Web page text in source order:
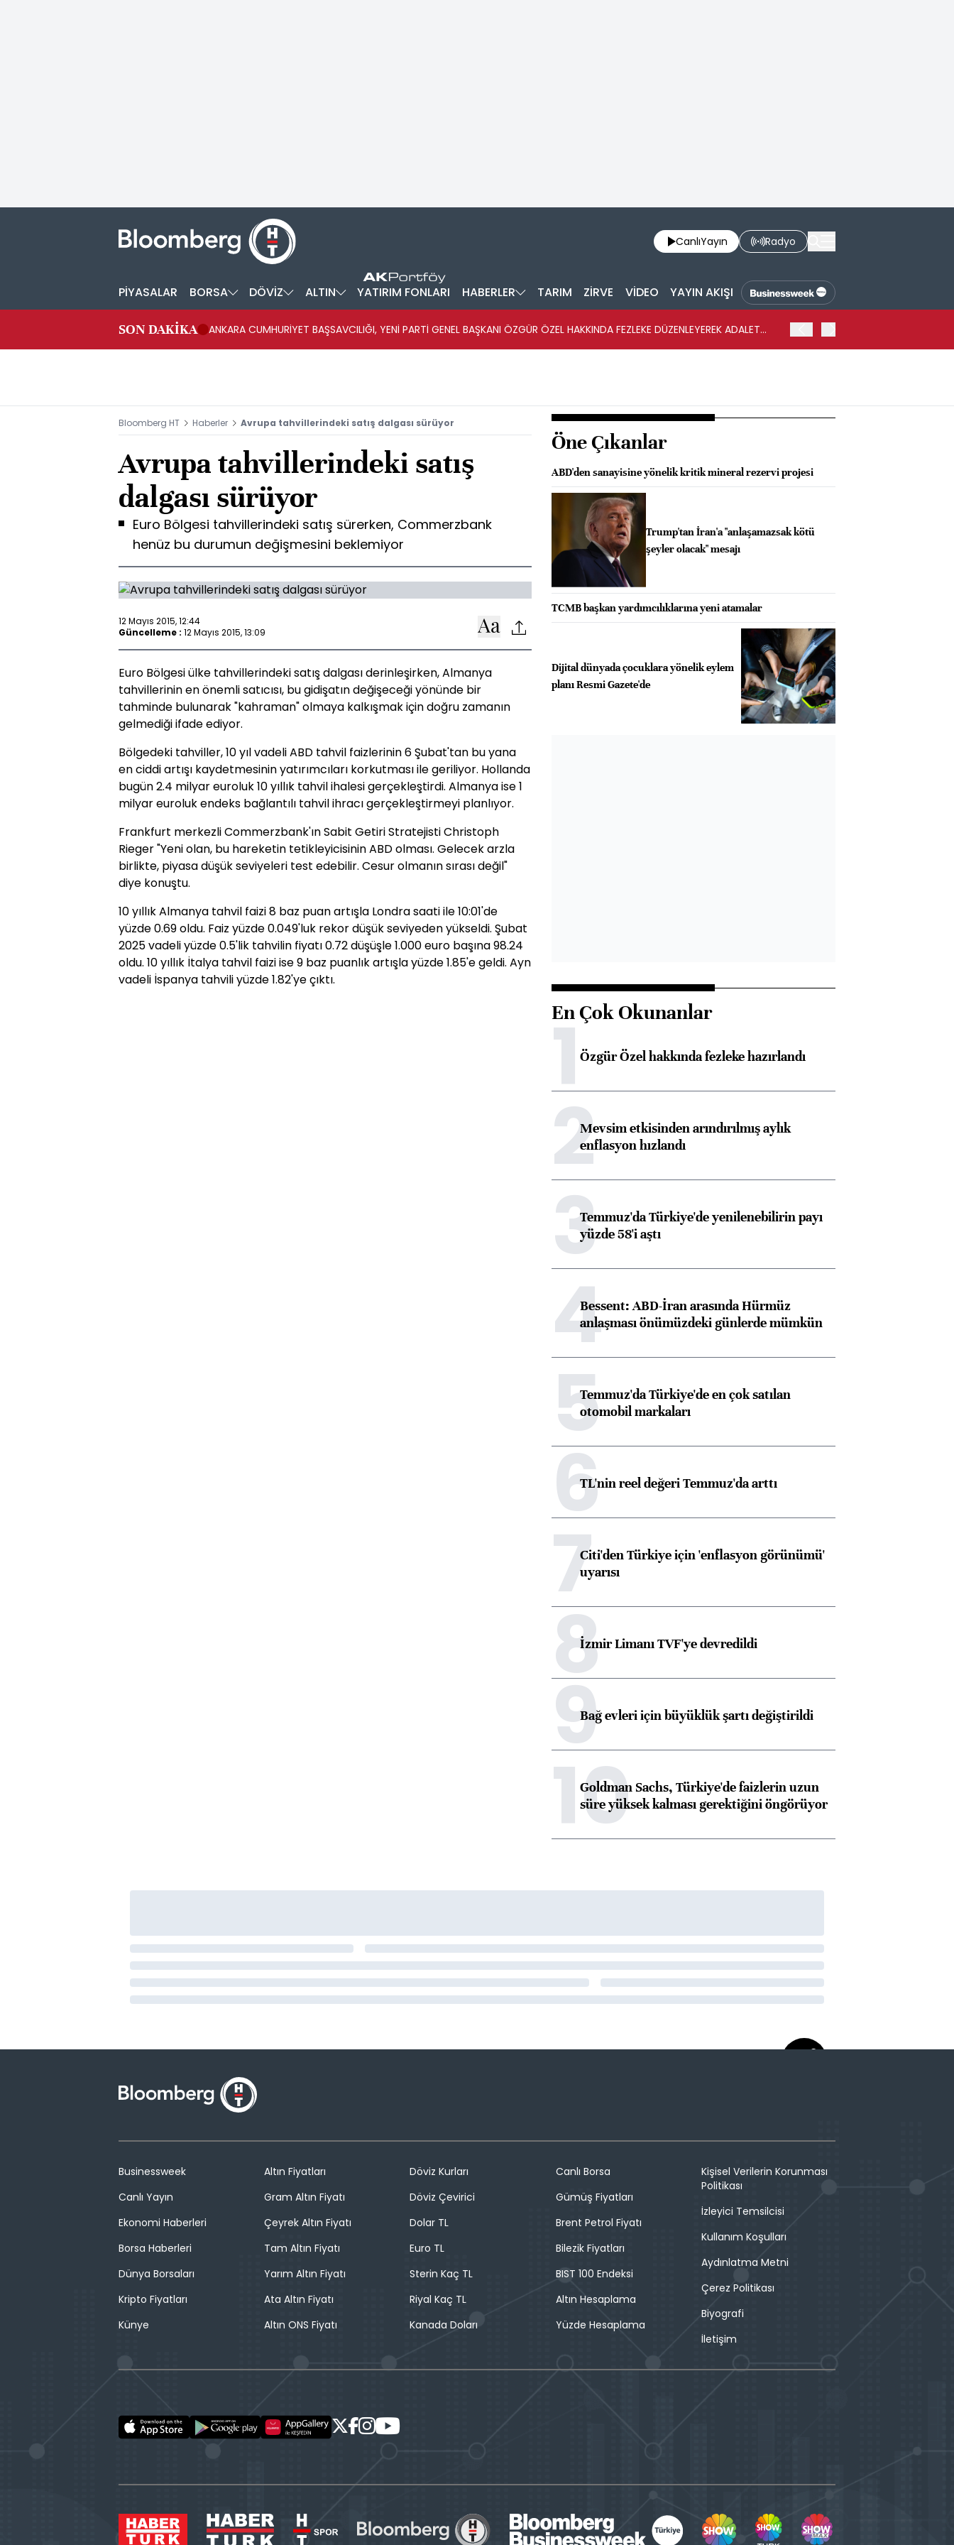
CanlıYayın Radyo
PİYASALAR BORSA DÖVİZ ALTIN YATIRIM FONLARI HABERLER TARIM ZİRVE VİDEO YAYIN AKIŞI
SON DAKİKA
ANKARA CUMHURİYET BAŞSAVCILIĞI, YENİ PARTİ GENEL BAŞKANI ÖZGÜR ÖZEL HAKKINDA FEZLEKE DÜZENLEYEREK ADALET
Bloomberg HT Haberler Avrupa tahvillerindeki satış dalgası sürüyor
Avrupa tahvillerindeki satış
dalgası sürüyor
Euro Bölgesi tahvillerindeki satış sürerken, Commerzbank
henüz bu durumun değişmesini beklemiyor
12 Mayıs 2015, 12:44
Güncelleme : 12 Mayıs 2015, 13:09
Euro Bölgesi ülke tahvillerindeki satış dalgası derinleşirken, Almanya
tahvillerinin en önemli satıcısı, bu gidişatın değişeceği yönünde bir
tahminde bulunarak "kahraman" olmaya kalkışmak için doğru zamanın
gelmediği ifade ediyor.
Bölgedeki tahviller, 10 yıl vadeli ABD tahvil faizlerinin 6 Şubat'tan bu yana
en ciddi artışı kaydetmesinin yatırımcıları korkutması ile geriliyor. Hollanda
bugün 2.4 milyar euroluk 10 yıllık tahvil ihalesi gerçekleştirdi. Almanya ise 1
milyar euroluk endeks bağlantılı tahvil ihracı gerçekleştirmeyi planlıyor.
Frankfurt merkezli Commerzbank'ın Sabit Getiri Stratejisti Christoph
Rieger "Yeni olan, bu hareketin tetikleyicisinin ABD olması. Gelecek arzla
birlikte, piyasa düşük seviyeleri test edebilir. Cesur olmanın sırası değil"
diye konuştu.
10 yıllık Almanya tahvil faizi 8 baz puan artışla Londra saati ile 10:01'de
yüzde 0.69 oldu. Faiz yüzde 0.049'luk rekor düşük seviyeden yükseldi. Şubat
2025 vadeli yüzde 0.5'lik tahvilin fiyatı 0.72 düşüşle 1.000 euro başına 98.24
oldu. 10 yıllık İtalya tahvil faizi ise 9 baz puanlık artışla yüzde 1.85'e geldi. Ayn
vadeli İspanya tahvili yüzde 1.82'ye çıktı.
Öne Çıkanlar
ABD'den sanayisine yönelik kritik mineral rezervi projesi
Trump'tan İran'a "anlaşamazsak kötü
şeyler olacak" mesajı
TCMB başkan yardımcılıklarına yeni atamalar
Dijital dünyada çocuklara yönelik eylem
planı Resmi Gazete'de
En Çok Okunanlar
1Özgür Özel hakkında fezleke hazırlandı
2Mevsim etkisinden arındırılmış aylık
enflasyon hızlandı
3Temmuz'da Türkiye'de yenilenebilirin payı
yüzde 58'i aştı
4Bessent: ABD-İran arasında Hürmüz
anlaşması önümüzdeki günlerde mümkün
5Temmuz'da Türkiye'de en çok satılan
otomobil markaları
6TL'nin reel değeri Temmuz'da arttı
7Citi'den Türkiye için 'enflasyon görünümü'
uyarısı
8İzmir Limanı TVF'ye devredildi
9Bağ evleri için büyüklük şartı değiştirildi
10
Goldman Sachs, Türkiye'de faizlerin uzun
süre yüksek kalması gerektiğini öngörüyor
Businessweek
Canlı Yayın
Ekonomi Haberleri
Borsa Haberleri
Dünya Borsaları
Kripto Fiyatları
Künye
Altın Fiyatları
Gram Altın Fiyatı
Çeyrek Altın Fiyatı
Tam Altın Fiyatı
Yarım Altın Fiyatı
Ata Altın Fiyatı
Altın ONS Fiyatı
Döviz Kurları
Döviz Çevirici
Dolar TL
Euro TL
Sterin Kaç TL
Riyal Kaç TL
Kanada Doları
Canlı Borsa
Gümüş Fiyatları
Brent Petrol Fiyatı
Bilezik Fiyatları
BIST 100 Endeksi
Altın Hesaplama
Yüzde Hesaplama
Kişisel Verilerin Korunması
Politikası
İzleyici Temsilcisi
Kullanım Koşulları
Aydınlatma Metni
Çerez Politikası
Biyografi
İletişim